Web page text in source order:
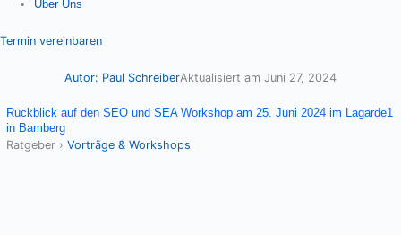
Über Uns
Termin vereinbaren
Autor: Paul SchreiberAktualisiert am Juni 27, 2024
Rückblick auf den SEO und SEA Workshop am 25. Juni 2024 im Lagarde1
in Bamberg
Ratgeber › Vorträge & Workshops